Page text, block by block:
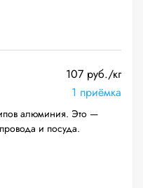
107 руб./кг
1 приёмка
алюминия. Это —
и посуда.